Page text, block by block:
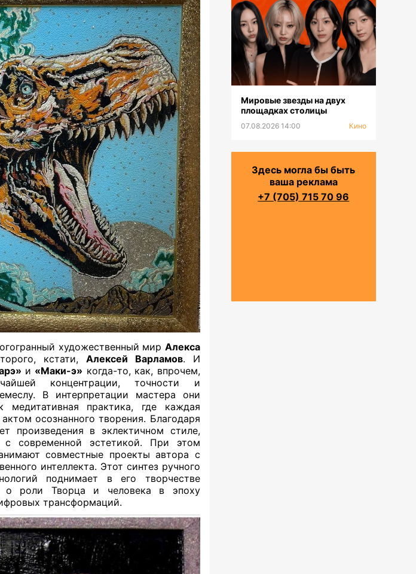
художественный мир Алекса
кстати, Алексей Варламов. И
и «Маки-э» когда-то, как, впрочем,
концентрации, точности и
В интерпретации мастера они
медитативная практика, где каждая
осознанного творения. Благодаря
произведения в эклектичном стиле,
с современной эстетикой. При этом
совместные проекты автора с
интеллекта. Этот синтез ручного
поднимает в его творчестве
о роли Творца и человека в эпоху
трансформаций.
Мировые звезды на двух
площадках столицы
07.08.2026 14:00 Кино
Здесь могла бы быть
ваша реклама
+7 (705) 715 70 96